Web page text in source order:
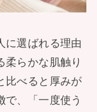
に選ばれる理由
柔らかな肌触り
比べると厚みが
で、「一度使う